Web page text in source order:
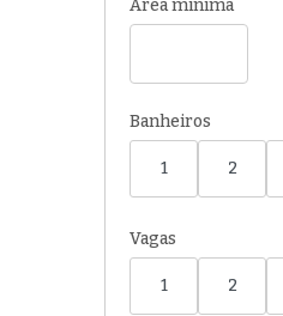
Área mínima
Banheiros
1 2
Vagas
1 2